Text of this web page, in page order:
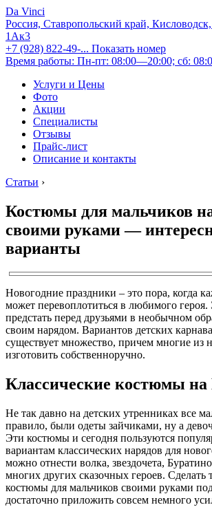
Da Vinci
Россия, Ставропольский край,
1Ак3
+7 (928) 822-49-... Показать номер
Время работы: Пн-пт: 08:00—20:00; сб:
Услуги и Цены
Фото
Акции
Специалисты
Отзывы
Прайс-лист
Описание и контакты
Статьи ›
Костюмы для мальчиков
своими руками —
варианты
Новогодние праздники – это пора, когда
может перевоплотиться в любимого
предстать перед друзьями в необычном
своим нарядом. Вариантов детских
существует множество, причем многие из
изготовить собственноручно.
Классические костюмы
Не так давно на детских утренниках все
правило, были одеты зайчиками, ну а
Эти костюмы и сегодня пользуются
вариантам классических нарядов для
можно отнести волка, звездочета,
многих других сказочных героев. Сделать
костюмы для мальчиков своими руками
достаточно приложить совсем немного